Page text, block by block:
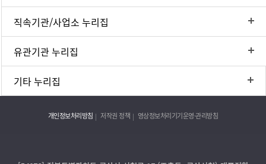
직속기관/사업소 누리집
유관기관 누리집
기타 누리집
개인정보처리방침 저작권 정책 영상정보처리기기운영·관리방침